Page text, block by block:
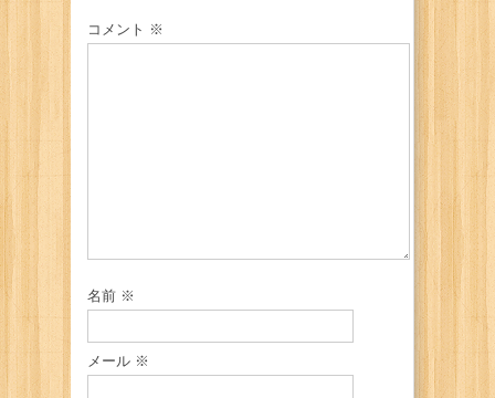
コメント ※
名前 ※
メール ※